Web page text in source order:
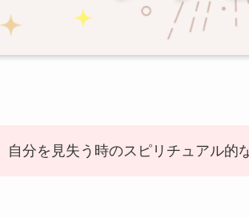
自分を見失う時のスピリチュアル的